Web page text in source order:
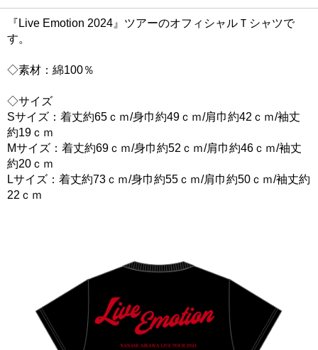
『Live Emotion 2024』ツアーのオフィシャルＴシャツで
す。
◇素材：綿100％
◇サイズ
Sサイズ：着丈約65ｃｍ/身巾約49ｃｍ/肩巾約42ｃｍ/袖丈
約19ｃｍ
Mサイズ：着丈約69ｃｍ/身巾約52ｃｍ/肩巾約46ｃｍ/袖丈
約20ｃｍ
Lサイズ：着丈約73ｃｍ/身巾約55ｃｍ/肩巾約50ｃｍ/袖丈約
22ｃｍ